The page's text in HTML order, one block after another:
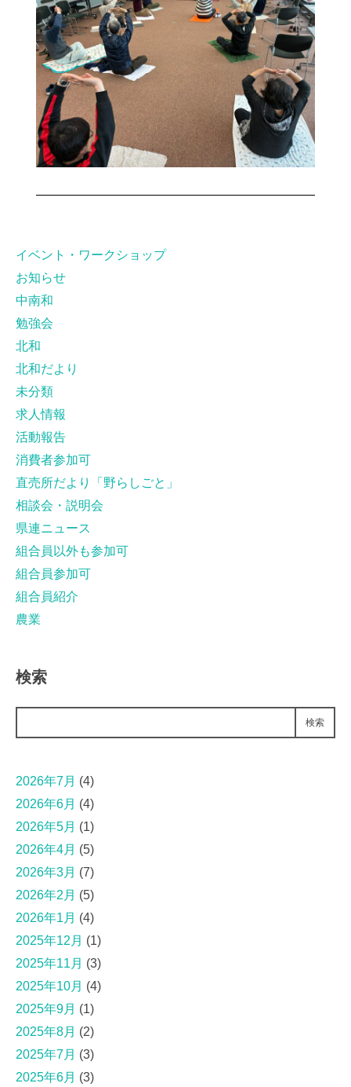
イベント・ワークショップ
お知らせ
中南和
勉強会
北和
北和だより
未分類
求人情報
活動報告
消費者参加可
直売所だより「野らしごと」
相談会・説明会
県連ニュース
組合員以外も参加可
組合員参加可
組合員紹介
農業
検索
検索
2026年7月 (4)
2026年6月 (4)
2026年5月 (1)
2026年4月 (5)
2026年3月 (7)
2026年2月 (5)
2026年1月 (4)
2025年12月 (1)
2025年11月 (3)
2025年10月 (4)
2025年9月 (1)
2025年8月 (2)
2025年7月 (3)
2025年6月 (3)